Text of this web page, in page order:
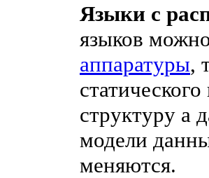
Языки с
языков
аппаратуры,
структуру а
модели
меняются.